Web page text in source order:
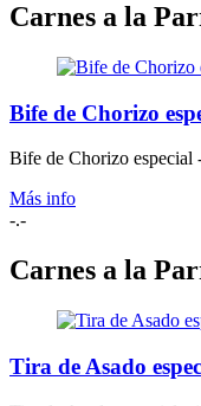
Carnes a la
Bife de Chorizo
Bife de Chorizo especial
Más info
-.-
Carnes a la
Tira de Asado